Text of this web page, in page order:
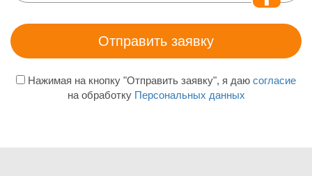
Нажимая на кнопку "Отправить заявку", я даю согласие
на обработку Персональных данных